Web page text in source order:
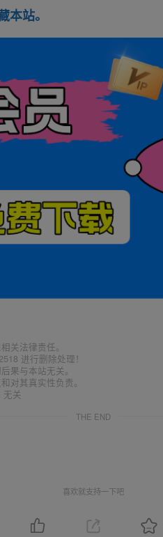
站。
关法律责任。
进行删除处理！
果与本站无关。
对其真实性负责。
无关
THE END
喜欢就支持一下吧